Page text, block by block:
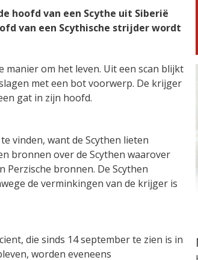
hoofd van een Scythe uit Siberië
van een Scythische strijder wordt
manier om het leven. Uit een scan blijkt
met een bot voorwerp. De krijger
gat in zijn hoofd.
vinden, want de Scythen lieten
bronnen over de Scythen waarover
bronnen. De Scythen
de verminkingen van de krijger is
die sinds 14 september te zien is in
worden eveneens